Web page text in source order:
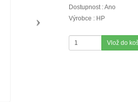
Dostupnost : Ano
Výrobce : HP
Vlož do